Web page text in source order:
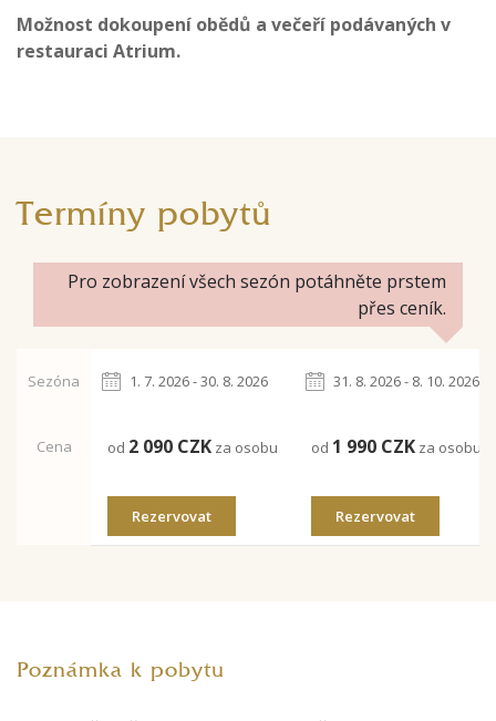
Možnost dokoupení obědů a večeří podávaných v
restauraci Atrium.
Termíny pobytů
Pro zobrazení všech sezón potáhněte prstem
přes ceník.
Sezóna
Cena
1. 7. 2026 - 30. 8. 2026
od 2 090 CZK za osobu
Rezervovat
31. 8. 2026 - 8. 10. 2026
od 1 990 CZK za osobu
Rezervovat
Poznámka k pobytu